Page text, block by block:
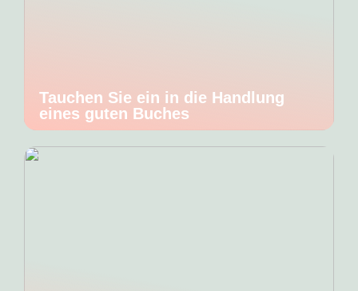
Tauchen Sie ein in die Handlung
eines guten Buches